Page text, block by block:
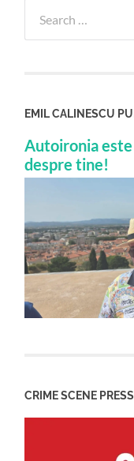
for:
EMIL CALINESCU
Autoironia
despre tine!
CRIME SCENE PRESS